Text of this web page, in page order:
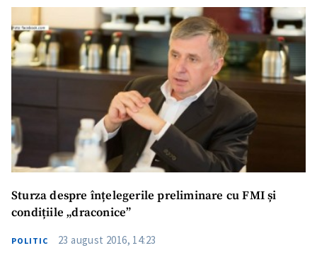
Sturza despre înțelegerile preliminare cu FMI și
condițiile „draconice”
POLITIC 23 august 2016, 14:23